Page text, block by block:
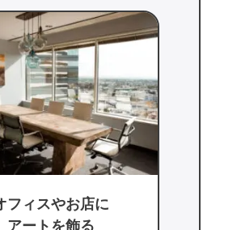
みんなが集まる
場所に飾るアート